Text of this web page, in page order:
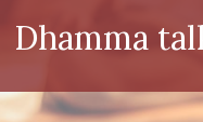
Dhamma